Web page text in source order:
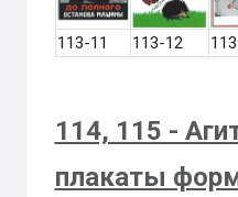
113-11 113-12
114, 115 -
плакаты